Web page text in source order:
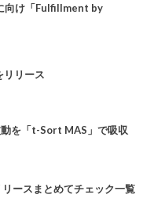
向け「Fulfillment by
リリース
を「t-Sort MAS」で吸収
リースまとめてチェック一覧